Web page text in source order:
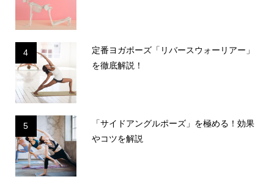
4
定番ヨガポーズ「リバースウォーリアー」
を徹底解説！
5
「サイドアングルポーズ」を極める！効果
やコツを解説